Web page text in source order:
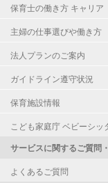
保育士の働き方 キャリア
主婦の仕事選びや働き方
法人プランのご案内
ガイドライン遵守状況
保育施設情報
こども家庭庁 ベビーシ
サービスに関するご質問
よくあるご質問